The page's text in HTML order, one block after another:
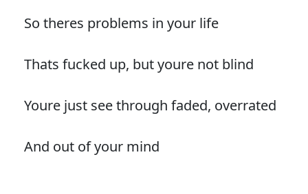
So theres problems in your life
Thats fucked up, but youre not blind
Youre just see through faded, overrated
And out of your mind